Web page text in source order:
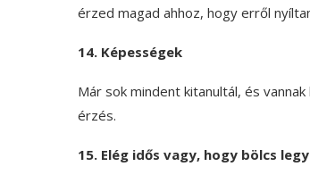
érzed magad ahhoz, hogy erről
14. Képességek
Már sok mindent kitanultál, és
érzés.
15. Elég idős vagy, hogy bölcs